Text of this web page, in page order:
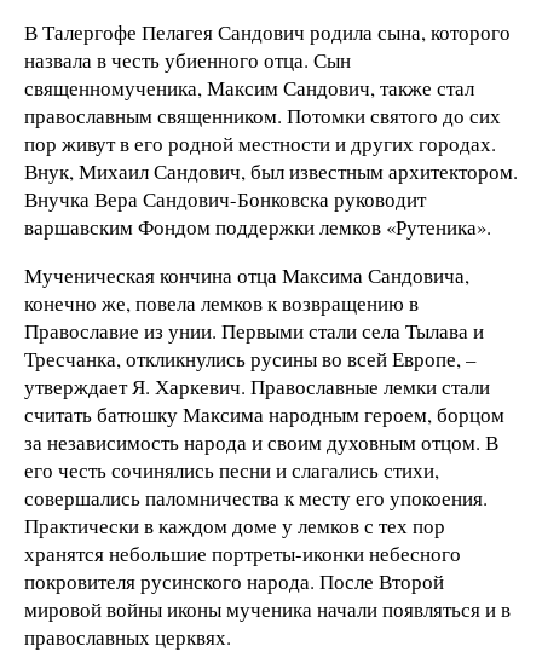
В Талергофе Пелагея Сандович родила сына, которого
назвала в честь убиенного отца. Сын
священномученика, Максим Сандович, также стал
православным священником. Потомки святого до сих
пор живут в его родной местности и других городах.
Внук, Михаил Сандович, был известным архитектором.
Внучка Вера Сандович-Бонковска руководит
варшавским Фондом поддержки лемков «Рутеника».
Мученическая кончина отца Максима Сандовича,
конечно же, повела лемков к возвращению в
Православие из унии. Первыми стали села Тылава и
Тресчанка, откликнулись русины во всей Европе, –
утверждает Я. Харкевич. Православные лемки стали
считать батюшку Максима народным героем, борцом
за независимость народа и своим духовным отцом. В
его честь сочинялись песни и слагались стихи,
совершались паломничества к месту его упокоения.
Практически в каждом доме у лемков с тех пор
хранятся небольшие портреты-иконки небесного
покровителя русинского народа. После Второй
мировой войны иконы мученика начали появляться и в
православных церквях.